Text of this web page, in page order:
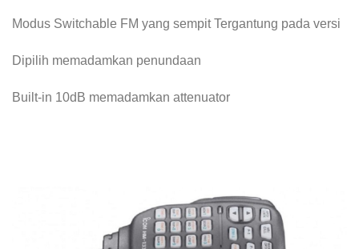
Modus Switchable FM yang sempit Tergantung pada versi
Dipilih memadamkan penundaan
Built-in 10dB memadamkan attenuator